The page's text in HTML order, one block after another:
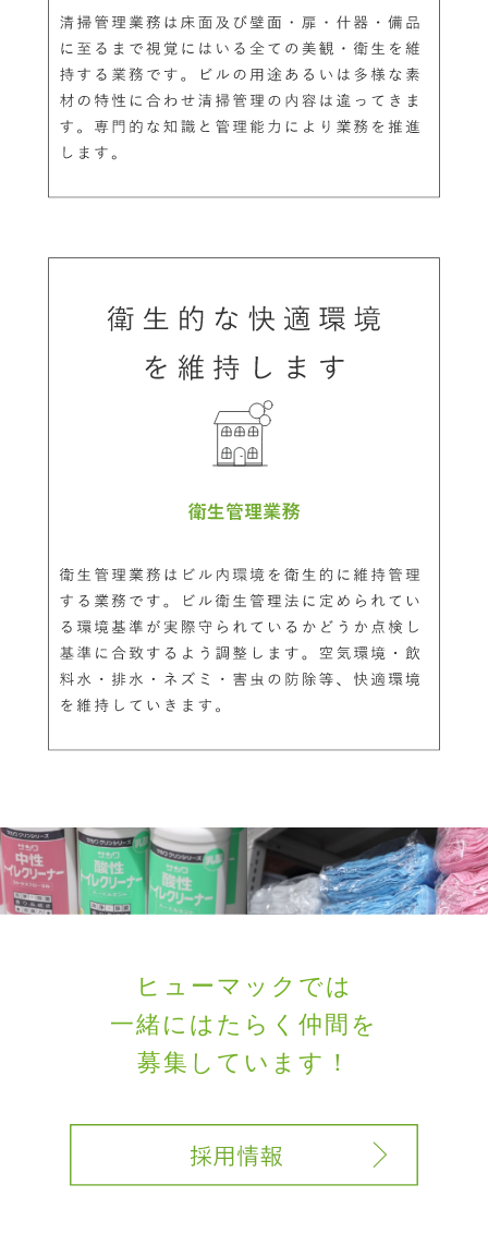
ヒューマックでは
一緒にはたらく 仲間を
募集しています！